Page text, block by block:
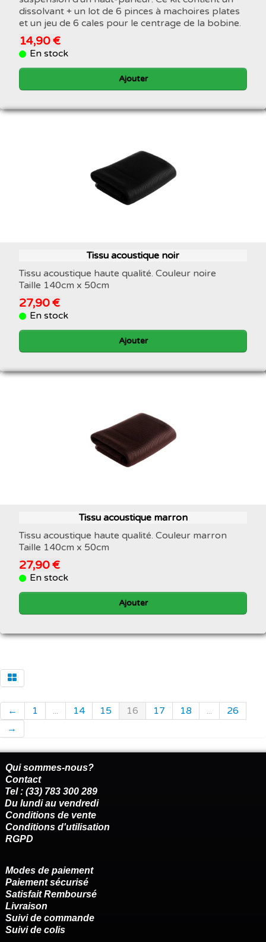
dissolvant + un lot de 6 pinces à machoires plates
et un jeu de 6 cales pour le centrage de la bobine.
14,90 €
En stock
Ajouter
Tissu acoustique noir
Tissu acoustique haute qualité. Couleur noire
Taille 140cm x 50cm
27,90 €
En stock
Ajouter
Tissu acoustique marron
Tissu acoustique haute qualité. Couleur marron
Taille 140cm x 50cm
27,90 €
En stock
Ajouter
← 1 ... 14 15 16 17 18 ...
26
→
Qui sommes-nous?
Contact
Tel : (33) 783 300 289
Du lundi au vendredi
Conditions de vente
Conditions d'utilisation
RGPD
Modes de paiement
Paiement sécurisé
Satisfait Remboursé
Livraison
Suivi de commande
Suivi de colis